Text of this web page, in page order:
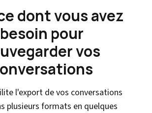
dont vous avez
besoin pour
vos
l'export de vos conversations
plusieurs formats en quelques